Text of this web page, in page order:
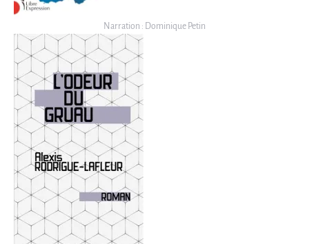
Narration : Dominique Petin